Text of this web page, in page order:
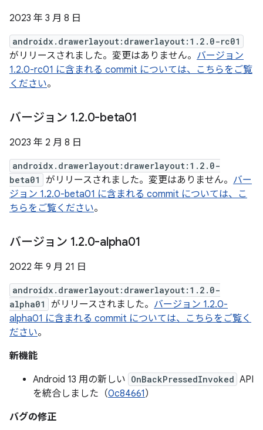
2023 年 3 月 8 日
androidx.drawerlayout:drawerlayout:1.2.0-rc01
がリリースされました。変更はありません。 バージョン
1.2.0-rc01 に含まれる commit については、こちらをご覧
ください。
バージョン 1.2.0-beta01
2023 年 2 月 8 日
androidx.drawerlayout:drawerlayout:1.2.0-
beta01
がリリースされました。変更はありません。 バー
ジョン 1.2.0-beta01 に含まれる commit については、こ
ちらをご覧ください。
バージョン 1.2.0-alpha01
2022 年 9 月 21 日
androidx.drawerlayout:drawerlayout:1.2.0-
alpha01
がリリースされました。 バージョン 1.2.0-
alpha01 に含まれる commit については、こちらをご覧く
ださい。
新機能
Android 13 用の新しい OnBackPressedInvoked API
を統合しました（0c84661）
バグの修正